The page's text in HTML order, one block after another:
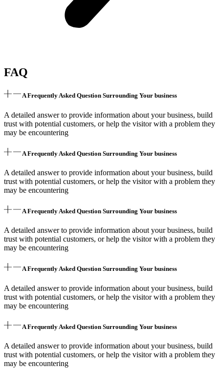
FAQ
A Frequently Asked Question Surrounding Your business
A detailed answer to provide information about your business, build
trust with potential customers, or help the visitor with a problem they
may be encountering
A Frequently Asked Question Surrounding Your business
A detailed answer to provide information about your business, build
trust with potential customers, or help the visitor with a problem they
may be encountering
A Frequently Asked Question Surrounding Your business
A detailed answer to provide information about your business, build
trust with potential customers, or help the visitor with a problem they
may be encountering
A Frequently Asked Question Surrounding Your business
A detailed answer to provide information about your business, build
trust with potential customers, or help the visitor with a problem they
may be encountering
A Frequently Asked Question Surrounding Your business
A detailed answer to provide information about your business, build
trust with potential customers, or help the visitor with a problem they
may be encountering